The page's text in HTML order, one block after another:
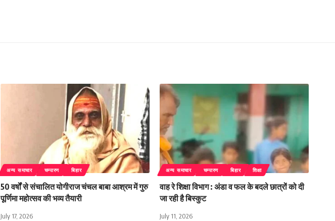
अन्य समाचार चम्पारण बिहार
50 वर्षों से संचालित योगीराज चंचल बाबा आश्रम में गुरु
पूर्णिमा महोत्सव की भव्य तैयारी
July 17, 2026
अन्य समाचार चम्पारण बिहार शिक्षा
वाह रे शिक्षा विभाग : अंडा व फल के बदले छात्रों को दी
जा रही है बिस्कुट
July 11, 2026